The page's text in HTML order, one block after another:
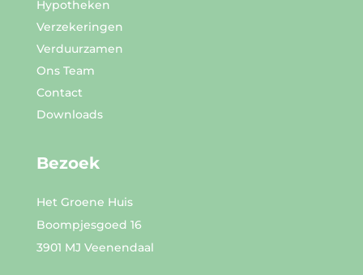
Hypotheken
Verzekeringen
Verduurzamen
Ons Team
Contact
Downloads
Bezoek
Het Groene Huis
Boompjesgoed 16
3901 MJ Veenendaal